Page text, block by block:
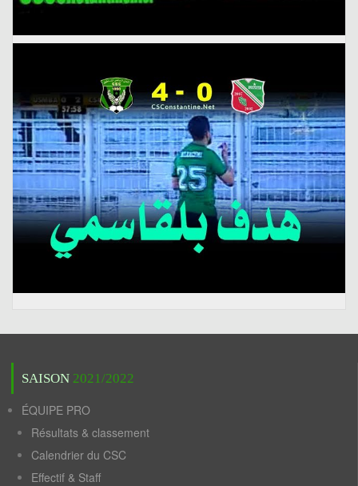
SAISON 2021/2022
ÉQUIPE PRO
Résultats & classement
Calendrier du CSC
Effectif & Staff